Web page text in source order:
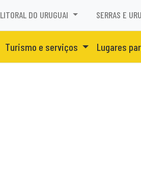
LITORAL DO URUGUAI SERRAS E
Turismo e serviços Lugares